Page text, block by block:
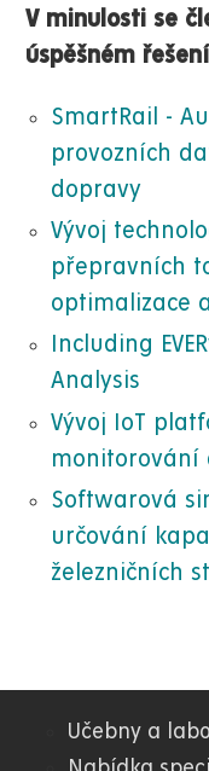
V minulosti se
úspěšném
SmartRail -
provozních
dopravy
Vývoj
přepravních
optimalizace
Including
Analysis
Vývoj IoT
monitorování
Softwarová
určování
železničních
Učebny a